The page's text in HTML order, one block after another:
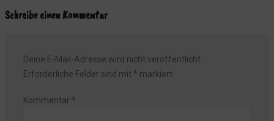
Schreibe einen Kommentar
Deine E-Mail-Adresse wird nicht veröffentlicht.
Erforderliche Felder sind mit * markiert
Kommentar *